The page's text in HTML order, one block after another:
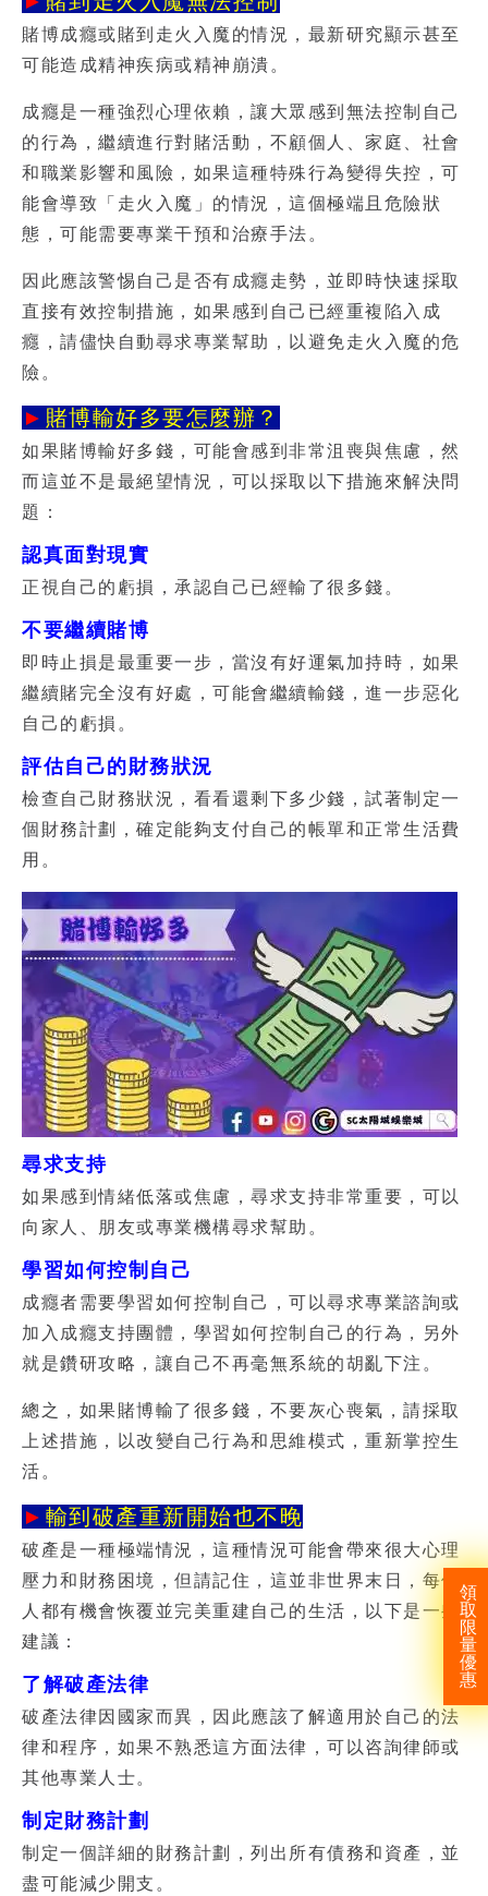
領
取
限
量
優
惠
賭博成癮或賭到走火入魔 的情況，最新研究顯示甚至
可能造成精神疾病或精神崩潰。
成癮是一種強烈心理依賴，讓大眾感到無法控制自己
的行為，繼續進行對賭活動，不顧個人、家庭、社會
和職業影響和風險，如果這種特殊行為變得失控，可
能會導致「走火入魔」的情況，這個極端且危險狀
態，可能需要專業干預和治療手法。
因此應該警惕自己是否有成癮走勢，並即時快速採取
直接有效控制措施，如果感到自己已經重複陷入成
癮，請儘快自動尋求專業幫助，以避免走火入魔的危
險。
► 賭博輸好多要怎麼辦？
如果賭博輸好多錢，可能會感到非常沮喪與焦慮，然
而這並不是最絕望情況，可以採取以下措施來解決問
題：
認真面對現實
正視自己的虧損，承認自己已經輸了很多錢。
不要繼續賭博
即時止損是最重要一步，當沒有好運氣加持時，如果
繼續賭完全沒有好處，可能會繼續輸錢，進一步惡化
自己的虧損。
評估自己的財務狀況
檢查自己財務狀況，看看還剩下多少錢，試著制定一
個財務計劃，確定能夠支付自己的帳單和正常生活費
用。
尋求支持
如果感到情緒低落或焦慮，尋求支持非常重要，可以
向家人、朋友或專業機構尋求幫助。
學習如何控制自己
成癮者需要學習如何控制自己，可以尋求專業諮詢或
加入成癮支持團體，學習如何控制自己的行為，另外
就是鑽研攻略，讓自己不再毫無系統的胡亂下注。
總之，如果賭博輸了很多錢，不要灰心喪氣，請採取
上述措施，以改變自己行為和思維模式，重新掌控生
活。
► 輸到破產重新開始也不晚
破產是一種極端情況，這種情況可能會帶來很大心理
壓力和財務困境，但請記住，這並非世界末日，每個
人都有機會恢覆並完美重建自己的生活，以下是一些
建議：
了解破產法律
破產法律因國家而異，因此應該了解適用於自己的法
律和程序，如果不熟悉這方面法律，可以咨詢律師或
其他專業人士。
制定財務計劃
制定一個詳細的財務計劃，列出所有債務和資產，並
盡可能減少開支。